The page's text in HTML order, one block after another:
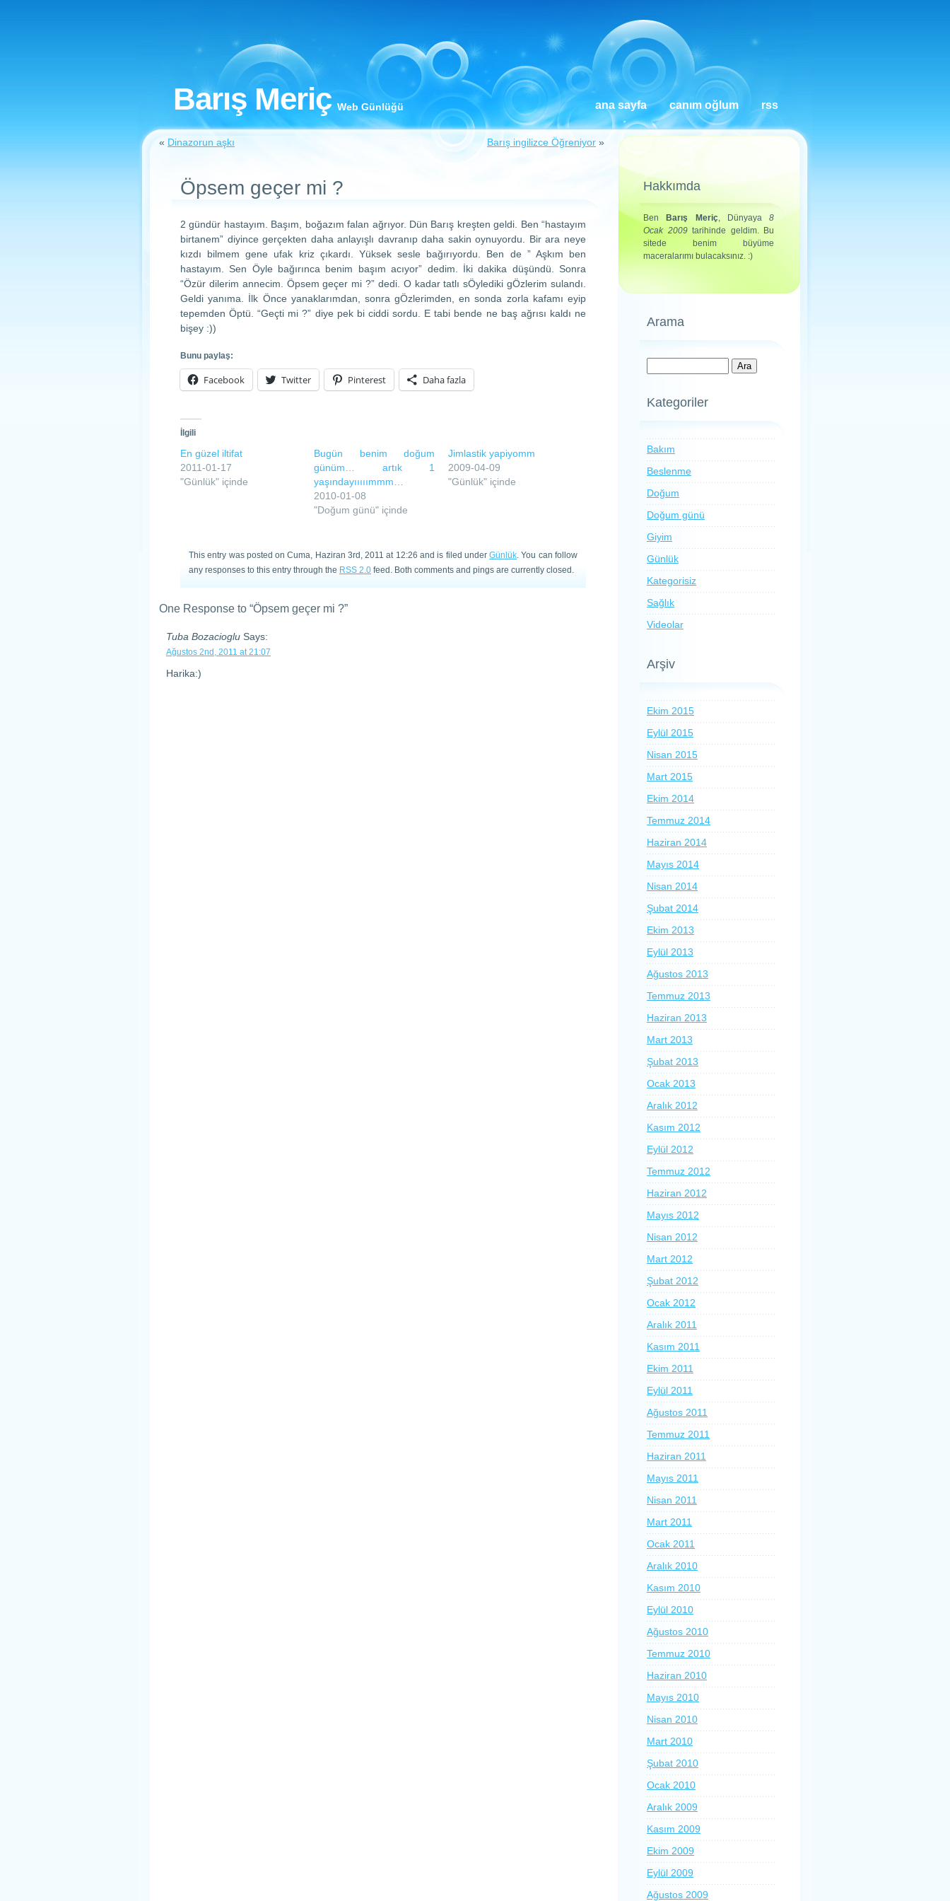
Barış Meriç Web Günlüğü ana sayfa canım oğlum rss
« Dinazorun aşkı Barış ingilizce Öğreniyor »
Öpsem geçer mi ?
2 gündür hastayım. Başım, boğazım falan ağrıyor. Dün Barış kreşten geldi. Ben “hastayım
birtanem” diyince gerçekten daha anlayışlı davranıp daha sakin oynuyordu. Bir ara neye
kızdı bilmem gene ufak kriz çıkardı. Yüksek sesle bağırıyordu. Ben de ” Aşkım ben
hastayım. Sen Öyle bağırınca benim başım acıyor” dedim. İki dakika düşündü. Sonra
“Özür dilerim annecim. Öpsem geçer mi ?” dedi. O kadar tatlı sÖylediki gÖzlerim sulandı.
Geldi yanıma. İlk Önce yanaklarımdan, sonra gÖzlerimden, en sonda zorla kafamı eyip
tepemden Öptü. “Geçti mi ?” diye pek bi ciddi sordu. E tabi bende ne baş ağrısı kaldı ne
bişey :))
Bunu paylaş:
Facebook Twitter Pinterest Daha fazla
İlgili
En güzel iltifat
2011-01-17
"Günlük" içinde
Bugün benim doğum
günüm… artık 1
yaşındayııııımmm…
2010-01-08
"Doğum günü" içinde
Jimlastik yapiyomm
2009-04-09
"Günlük" içinde
This entry was posted on Cuma, Haziran 3rd, 2011 at 12:26 and is filed underGünlük . You can follow
any responses to this entry through the RSS 2.0 feed. Both comments and pings are currently closed.
One Response to “Öpsem geçer mi ?”
Tuba Bozacioglu Says:
Ağustos 2nd, 2011 at 21:07
Harika:)
Hakkımda
Ben Barış Meriç, Dünyaya 8
Ocak 2009tarihinde geldim. Bu
sitede benim büyüme
maceralarımı bulacaksınız. :)
Arama
Kategoriler
Bakım
Beslenme
Doğum
Doğum günü
Giyim
Günlük
Kategorisiz
Sağlık
Videolar
Arşiv
Ekim 2015
Eylül 2015
Nisan 2015
Mart 2015
Ekim 2014
Temmuz 2014
Haziran 2014
Mayıs 2014
Nisan 2014
Şubat 2014
Ekim 2013
Eylül 2013
Ağustos 2013
Temmuz 2013
Haziran 2013
Mart 2013
Şubat 2013
Ocak 2013
Aralık 2012
Kasım 2012
Eylül 2012
Temmuz 2012
Haziran 2012
Mayıs 2012
Nisan 2012
Mart 2012
Şubat 2012
Ocak 2012
Aralık 2011
Kasım 2011
Ekim 2011
Eylül 2011
Ağustos 2011
Temmuz 2011
Haziran 2011
Mayıs 2011
Nisan 2011
Mart 2011
Ocak 2011
Aralık 2010
Kasım 2010
Eylül 2010
Ağustos 2010
Temmuz 2010
Haziran 2010
Mayıs 2010
Nisan 2010
Mart 2010
Şubat 2010
Ocak 2010
Aralık 2009
Kasım 2009
Ekim 2009
Eylül 2009
Ağustos 2009